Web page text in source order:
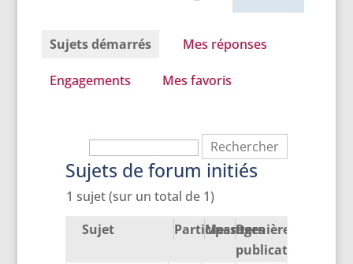
Sujets démarrés Mes réponses
Engagements Mes favoris
Sujets de forum initiés
1 sujet (sur un total de 1)
Sujet
Participants
Messages
Dernière
publication